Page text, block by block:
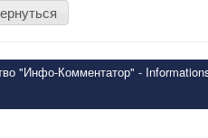
"Инфо-Комментатор" -